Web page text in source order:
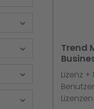
Trend
250 Liz.
Lizenz +